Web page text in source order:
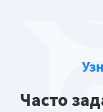
Часто